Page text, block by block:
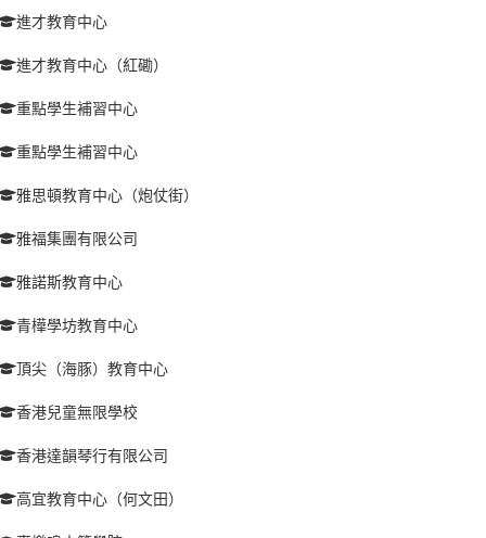
進才教育中心
進才教育中心（紅磡）
重點學生補習中心
重點學生補習中心
雅思頓教育中心（炮仗街）
雅福集團有限公司
雅諾斯教育中心
青樺學坊教育中心
頂尖（海豚）教育中心
香港兒童無限學校
香港達韻琴行有限公司
高宜教育中心（何文田）